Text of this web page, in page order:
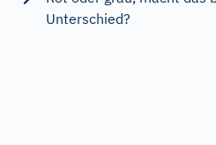
Unterschied?